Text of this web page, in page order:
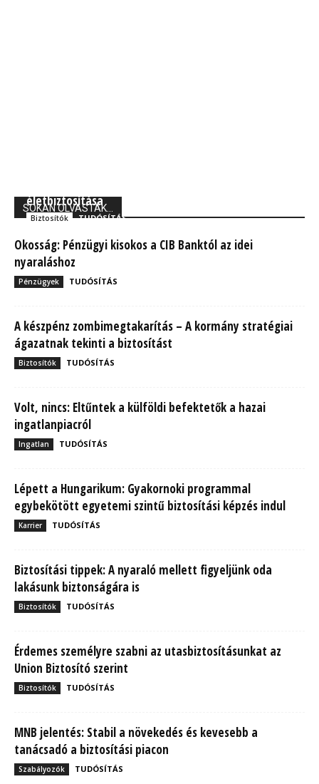
SOKAN OLVASTÁK...
életbiztosítása
Biztosítók TUDÓSÍTÁS
Okosság: Pénzügyi kisokos a CIB Banktól az idei
nyaraláshoz
Pénzügyek TUDÓSÍTÁS
A készpénz zombimegtakarítás – A kormány stratégiai
ágazatnak tekinti a biztosítást
Biztosítók TUDÓSÍTÁS
Volt, nincs: Eltűntek a külföldi befektetők a hazai
ingatlanpiacról
Ingatlan TUDÓSÍTÁS
Lépett a Hungarikum: Gyakornoki programmal
egybekötött egyetemi szintű biztosítási képzés indul
Karrier TUDÓSÍTÁS
Biztosítási tippek: A nyaraló mellett figyeljünk oda
lakásunk biztonságára is
Biztosítók TUDÓSÍTÁS
Érdemes személyre szabni az utasbiztosításunkat az
Union Biztosító szerint
Biztosítók TUDÓSÍTÁS
MNB jelentés: Stabil a növekedés és kevesebb a
tanácsadó a biztosítási piacon
Szabályozók TUDÓSÍTÁS